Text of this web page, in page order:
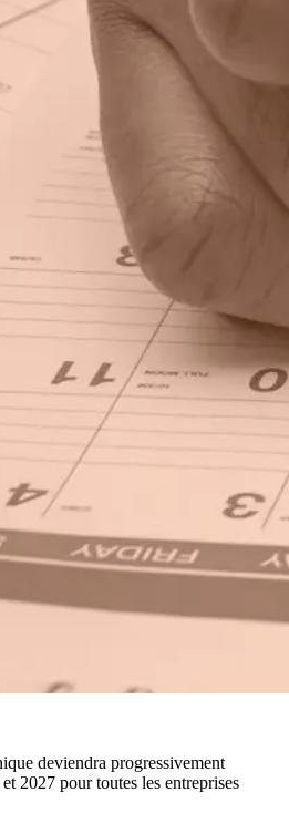
deviendra progressivement
2027 pour toutes les entreprises